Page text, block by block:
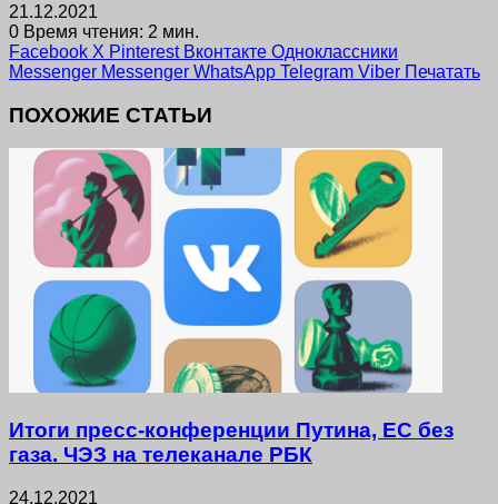
21.12.2021
0 Время чтения: 2 мин.
Facebook X Pinterest Вконтакте Одноклассники
Messenger Messenger WhatsApp Telegram Viber Печатать
ПОХОЖИЕ СТАТЬИ
Итоги пресс-конференции Путина, ЕС без
газа. ЧЭЗ на телеканале РБК
24.12.2021